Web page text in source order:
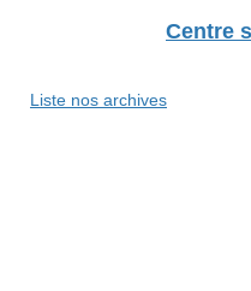
Centre
Liste nos archives